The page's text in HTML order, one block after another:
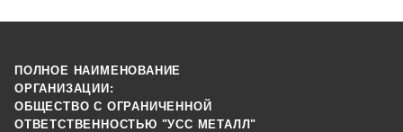
ПОЛНОЕ НАИМЕНОВАНИЕ
ОРГАНИЗАЦИИ:
ОБЩЕСТВО С ОГРАНИЧЕННОЙ
ОТВЕТСТВЕННОСТЬЮ "УСС МЕТАЛЛ"